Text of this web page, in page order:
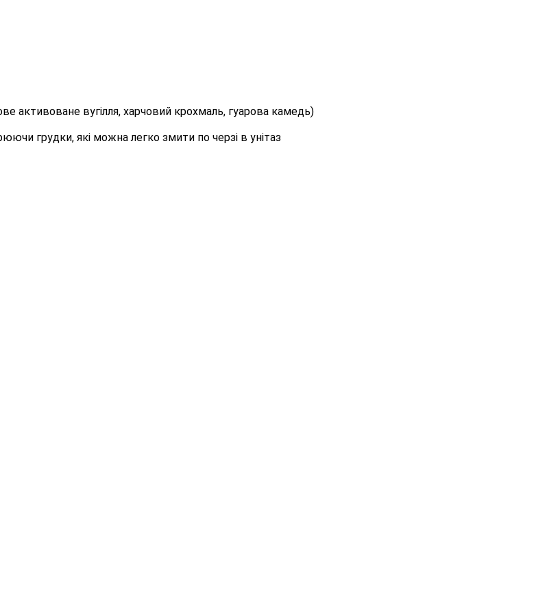
активоване вугілля, харчовий крохмаль, гуарова камедь)
грудки, які можна легко змити по черзі в унітаз